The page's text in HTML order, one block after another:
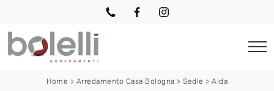
Home > Arredamento Casa Bologna > Sedie > Aida